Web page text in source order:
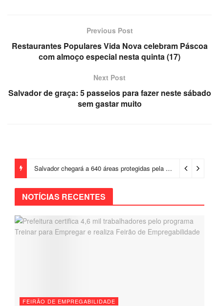
Previous Post
Restaurantes Populares Vida Nova celebram Páscoa
com almoço especial nesta quinta (17)
Next Post
Salvador de graça: 5 passeios para fazer neste sábado
sem gastar muito
Salvador chegará a 640 áreas protegidas pela Prefeitura com investimentos em contenções de encostas e prevenção de riscos
NOTÍCIAS RECENTES
FEIRÃO DE EMPREGABILIDADE